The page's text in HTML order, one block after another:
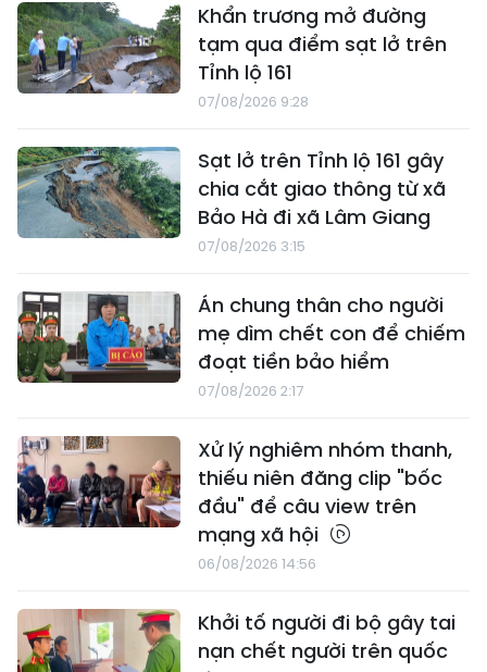
Khẩn trương mở đường
tạm qua điểm sạt lở trên
Tỉnh lộ 161
07/08/2026 9:28
Sạt lở trên Tỉnh lộ 161 gây
chia cắt giao thông từ xã
Bảo Hà đi xã Lâm Giang
07/08/2026 3:15
Án chung thân cho người
mẹ dìm chết con để chiếm
đoạt tiền bảo hiểm
07/08/2026 2:17
Xử lý nghiêm nhóm thanh,
thiếu niên đăng clip "bốc
đầu" để câu view trên
mạng xã hội
06/08/2026 14:56
Khởi tố người đi bộ gây tai
nạn chết người trên quốc